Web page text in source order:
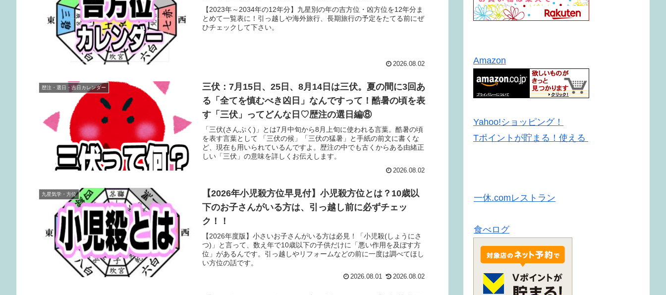
【2023年～2034年の12年分】九星別の年の吉方位・凶方位を12年分ま
とめて一覧表に！引っ越しや海外旅行、長期旅行の予定をたてる前にぜ
ひチェックして下さい。
2026.08.02
歴注・選日・吉日カレンダー
三伏：7月15日、25日、8月14日は三伏。夏の間に3回あ
る「全てを慎むべき凶日」なんですって！酷暑の頃を表
す「三伏」ってどんな日♡歴注の選日編⑧
「三伏(さんぷく)」とは7月中旬から8月上旬に使われる言葉。酷暑の頃
を表す言葉として 「三伏の候」「三伏の猛暑」と手紙の前文に書くな
ど、現在も用いられているんですよ。歴注の中でも古くからある由緒正
しい「三伏」の意味を詳しくお伝えします。
2026.08.02
九星気学・方位
【2026年小児殺方位早見付】小児殺方位とは？10歳以
下のお子さんがいる方は、引っ越し前に必ずチェッ
ク！！
【2026年度版】小さいお子さんがいる方は必見！「小児殺(しょうにさ
つ)」と言って、数え年で10歳以下の子供だけに「悪い作用を及ぼす方
位」があるんです。引っ越しやリフォームなどの前に一度は調べてほし
い方位の話です。
2026.08.01 2026.08.02
Amazon
Yahoo!ショッピング！
Tポイントが貯まる！使える
一休.comレストラン
食べログ